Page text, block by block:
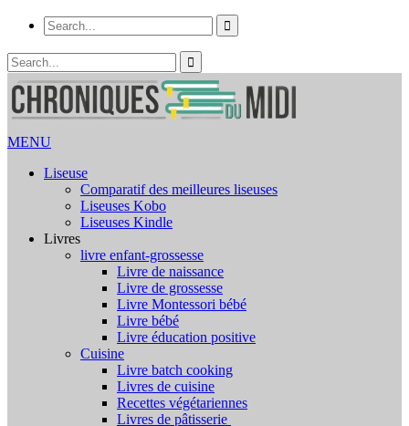
MENU
Liseuse
Comparatif des meilleures liseuses
Liseuses Kobo
Liseuses Kindle
Livres
livre enfant-grossesse
Livre de naissance
Livre de grossesse
Livre Montessori bébé
Livre bébé
Livre éducation positive
Cuisine
Livre batch cooking
Livres de cuisine
Recettes végétariennes
Livres de pâtisserie